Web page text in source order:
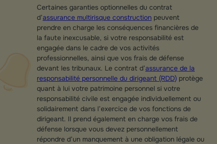
Certaines garanties optionnelles du contrat
d’assurance multirisque construction peuvent
prendre en charge les conséquences financières de
la faute inexcusable, si votre responsabilité est
engagée dans le cadre de vos activités
professionnelles, ainsi que vos frais de défense
devant les tribunaux. Le contrat d’assurance de la
responsabilité personnelle du dirigeant (RDD) protège
quant à lui votre patrimoine personnel si votre
responsabilité civile est engagée individuellement ou
solidairement dans l’exercice de vos fonctions de
dirigeant. Il prend également en charge vos frais de
défense lorsque vous devez personnellement
répondre d’un manquement à une obligation légale ou